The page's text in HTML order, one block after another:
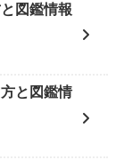
図鑑情報
と図鑑情